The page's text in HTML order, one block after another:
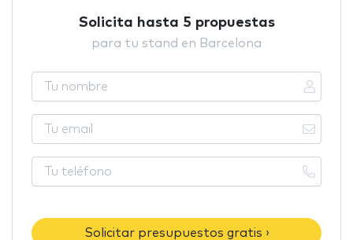
Solicita hasta 5 propuestas
para tu stand en Barcelona
Solicitar presupuestos gratis ›